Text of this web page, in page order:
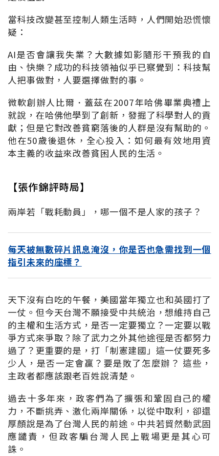
當科技改變甚至控制人類生活時，人們開始恐慌懷
疑：
AI是否會讓我失業？大數據如影隨形干預我的自
由、快樂？成功的科技領袖似乎已察覺到：科技幫
人把事做對，人要選擇做對的事。
微軟創辦人比爾．蓋茲在2007年哈佛畢業典禮上
就說，在哈佛他學到了創新，發掘了科學對人的貢
獻；但是它對改善貧窮落後的人群是沒有幫助的。
他在50歲後退休，全心投入：如何最有效地用資
本主義的收益來改善貧困人民的生活。
【張作錦評時局】
兩岸若「戰耗動員」，哪一個不是人家的孩子？
每天被無數碎片訊息淹沒，你是否也急需找到一個
指引未來的座標？
天下沒有白吃的午餐，美國當年獨立也和英國打了
一仗。但今天台灣不願接受中共統治，想維持自己
的主權和生活方式，是否一定要獨立？一定要以戰
爭方式來爭取？除了武力之外其他途徑是否都努力
過了？更重要的是，打「制憲建國」這一仗要死多
少人，是否一定會贏？要是敗了怎麼辦？ 這些，
主政者都應該跟老百姓說清楚。
過去十多年來，政客們為了擴張和鞏固自己的權
力，不斷挑弄、激化兩岸關係，以從中取利，卻還
厚顏說是為了台灣人民的前途。中共若貿然動武固
應譴責，但政客騙台灣人民上戰場更是其心可
誅。